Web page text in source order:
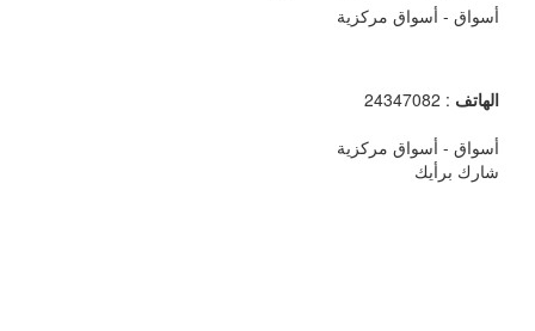
أسواق - أسواق مركزية
الهاتف : 24347082
أسواق - أسواق مركزية
شارك برأيك